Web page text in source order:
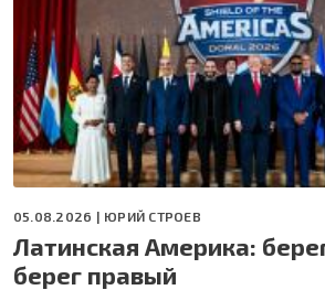
05.08.2026 | ЮРИЙ СТРОЕВ
Латинская Америка:
берег правый